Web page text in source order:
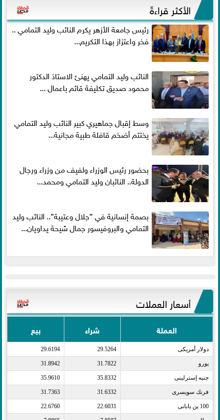
الأكثر قراءةً
رئيس جامعة الأزهر يكرم النائب وليد التمامي ..
فخر واعتزاز بهذا التكريم...
النائب وليد التمامي يهنئ الاستاذ الدكتور
محمود صديق تكليفة قائم باعمال ...
وسط إقبال جماهيري كبير النائب وليد التمامي
يختتم أضخم قافلة طبية مجانية...
بحضور رئيس الوزراء ولفيف من وزراء ورجال
الدولة.. النائبان وليد التمامي ومحمد...
بصمة إنسانية في ”جلال وعتيبة”.. النائب وليد
التمامي والبروفيسور جمال شيحة يداويان...
أسعار العملات
العملة شراء بيع
دولار أمريكى​ 29.5264
29.6194
يورو​ 31.7822
31.8942
جنيه إسترلينى​ 35.8332
35.9610
فرنك سويسرى​ 31.6332
31.7363
100 ين يابانى​ 22.6031
22.6760